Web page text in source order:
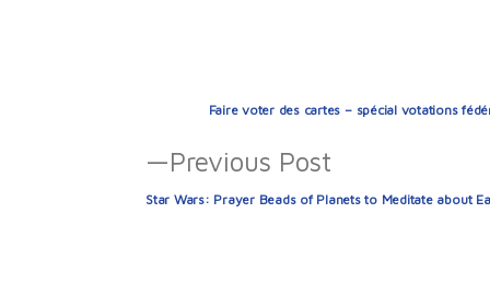
Previous Post
post:
Star Wars: Prayer Beads of Planets to Meditate about
Faire voter des cartes – spécial votations